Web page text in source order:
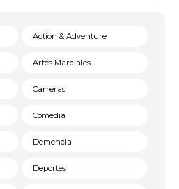
Action & Adventure
Artes Marciales
Carreras
Comedia
Demencia
Deportes